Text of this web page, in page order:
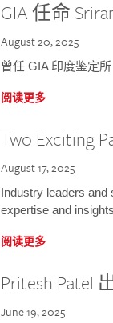
GIA 任命
August 20, 2025
曾任 GIA 印度鉴定
阅读更多
Two Exciting
August 17, 2025
Industry leaders and
expertise and
阅读更多
Pritesh Patel
June 19, 2025